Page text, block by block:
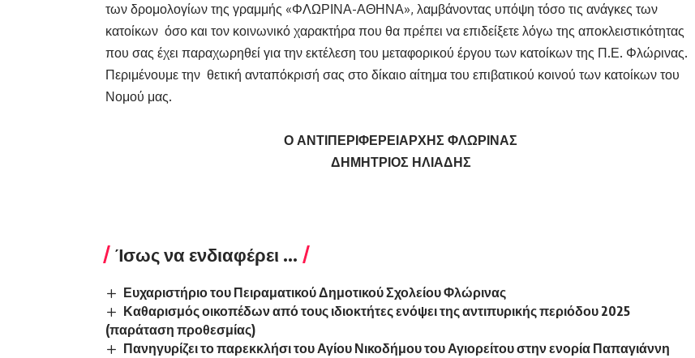
των δρομολογίων της γραμμής «ΦΛΩΡΙΝΑ-ΑΘΗΝΑ», λαμβάνοντας υπόψη τόσο τις ανάγκες των
κατοίκων όσο και τον κοινωνικό χαρακτήρα που θα πρέπει να επιδείξετε λόγω της αποκλειστικότητας
που σας έχει παραχωρηθεί για την εκτέλεση του μεταφορικού έργου των κατοίκων της Π.Ε. Φλώρινας.
Περιμένουμε την θετική ανταπόκρισή σας στο δίκαιο αίτημα του επιβατικού κοινού των κατοίκων του
Νομού μας.
Ο ΑΝΤΙΠΕΡΙΦΕΡΕΙΑΡΧΗΣ ΦΛΩΡΙΝΑΣ
ΔΗΜΗΤΡΙΟΣ ΗΛΙΑΔΗΣ
Ίσως να ενδιαφέρει ...
Ευχαριστήριο του Πειραματικού Δημοτικού Σχολείου Φλώρινας
Καθαρισμός οικοπέδων από τους ιδιοκτήτες ενόψει της αντιπυρικής περιόδου 2025
(παράταση προθεσμίας)
Πανηγυρίζει το παρεκκλήσι του Αγίου Νικοδήμου του Αγιορείτου στην ενορία Παπαγιάννη